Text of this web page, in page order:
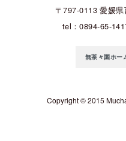
〒797-0113 愛媛
tel：0894-65-
無茶々園ホー
Copyright © 2015